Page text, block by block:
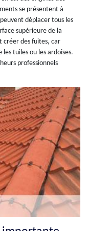
se présentent à
déplacer tous les
supérieure de la
créer des fuites, car
tuiles ou les ardoises.
professionnels